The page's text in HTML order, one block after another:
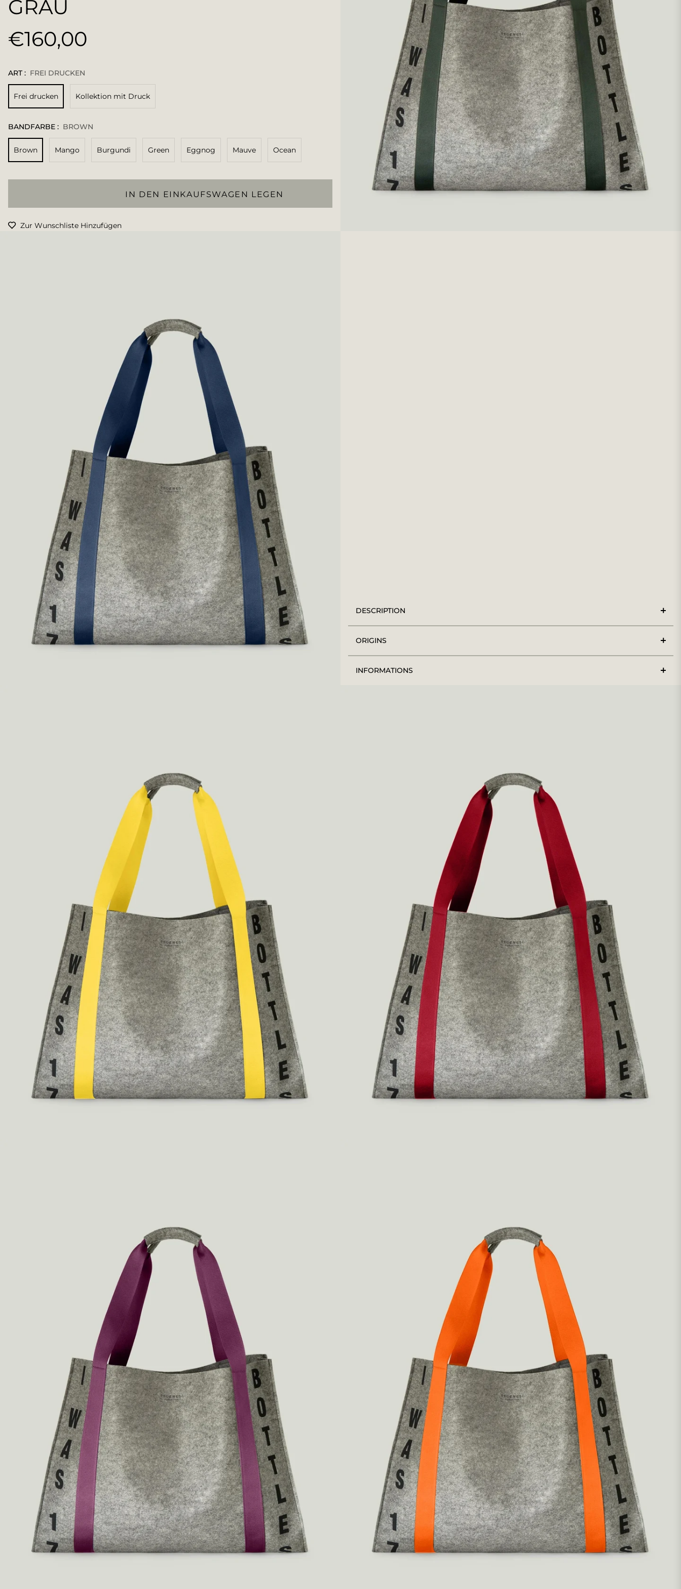
GRAU
Normaler
€160,00
ART : FREI DRUCKEN
Frei drucken Kollektion mit Druck
BANDFARBE : BROWN
Brown Mango Burgundi Green Eggnog Mauve Ocean
IN DEN EINKAUFSWAGEN LEGEN
Zur Wunschliste Hinzufügen
DESCRIPTION
ORIGINS
INFORMATIONS